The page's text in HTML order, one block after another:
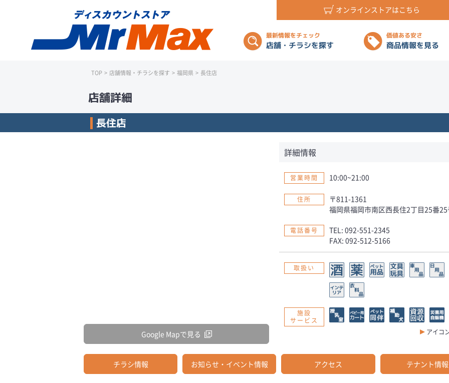
最新情報をチェック
店舗・チラシを探す
価値ある安さ
商品情報を見る
オンラインストアはこちら
TOP > 店舗情報・チラシを探す > 福岡県 > 長住店
店舗詳細
長住店
Google Mapで見る
詳細情報
営業時間 10:00~21:00
住所
〒811-1361
福岡県福岡市南区西長住2丁目25番
電話番号
TEL: 092-551-2345
FAX: 092-512-5166
取扱い
施設
サービス
アイコ
チラシ情報 お知らせ・イベント情報 アクセス テナント情報